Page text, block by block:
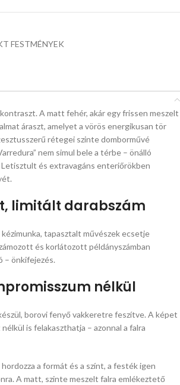
FESTMÉNYEK
A matt fehér, akár egy frissen meszelt
áraszt, amelyet a vörös energikusan tör
rétegei szinte domborművé
nem simul bele a térbe – önálló
Letisztult és extravagáns enteriőrökben
limitált darabszám
kézimunka, tapasztalt művészek ecsetje
és korlátozott példányszámban
– önkifejezés.
nélkül
borovi fenyő vakkeretre feszítve. A képet
is felakaszthatja – azonnal a falra
a formát és a színt, a festék igen
A matt, szinte meszelt falra emlékeztető